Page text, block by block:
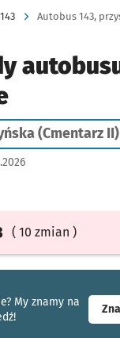
Autobus 143,
(Cmentarz II)
( 10 zmian )
My znamy na